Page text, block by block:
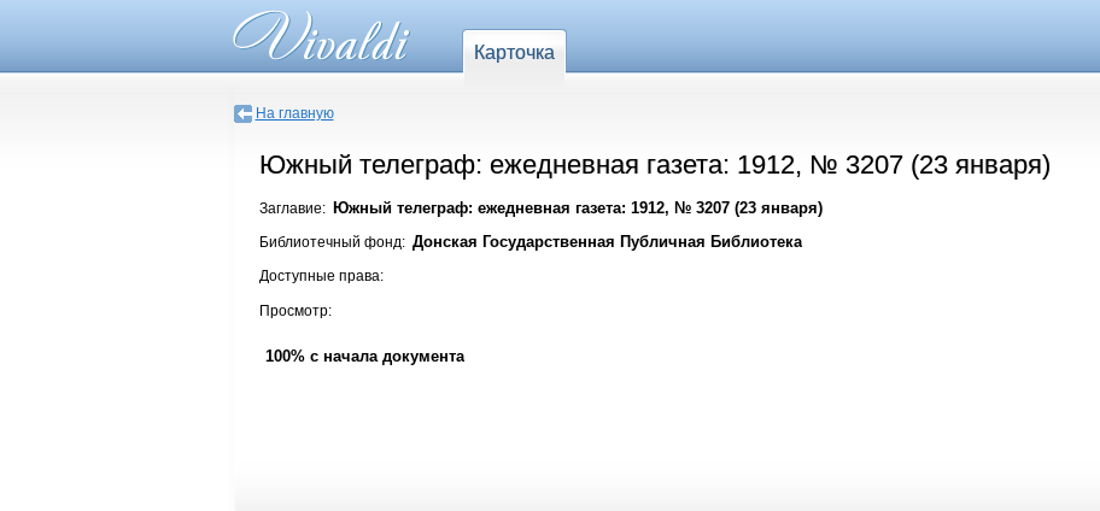
Карточка
На главную
Южный телеграф: ежедневная газета: 1912, № 3207 (23 января)
Заглавие: Южный телеграф: ежедневная газета: 1912, № 3207 (23 января)
Библиотечный фонд: Донская Государственная Публичная Библиотека
Доступные права:
Просмотр:
100% с начала документа